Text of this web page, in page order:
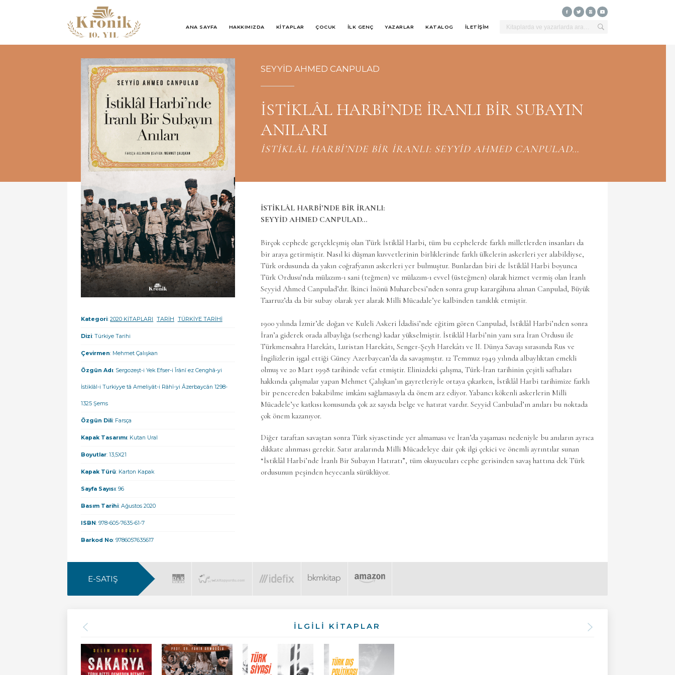
ANA SAYFA HAKKIMIZDA KİTAPLAR ÇOCUK İLK GENÇ YAZARLAR KATALOG İLETİŞİM
SEYYİD AHMED CANPULAD
İSTİKLÂL HARBİ’NDE İRANLI BİR SUBAYIN
ANILARI
İSTİKLÂL HARBİ’NDE BİR İRANLI: SEYYİD AHMED CANPULAD…
İSTİKLÂL HARBİ’NDE BİR İRANLI:
SEYYİD AHMED CANPULAD…
Birçok cephede gerçekleşmiş olan Türk İstiklâl Harbi, tüm bu cephelerde farklı milletlerden insanları da
bir araya getirmiştir. Nasıl ki düşman kuvvetlerinin birliklerinde farklı ülkelerin askerleri yer alabildiyse,
Türk ordusunda da yakın coğrafyanın askerleri yer bulmuştur. Bunlardan biri de İstiklâl Harbi boyunca
Türk Ordusu’nda mülazım-ı sani (teğmen) ve mülazım-ı evvel (üsteğmen) olarak hizmet vermiş olan İranlı
Seyyid Ahmed Canpulad’dır. İkinci İnönü Muharebesi’nden sonra grup karargâhına alınan Canpulad, Büyük
Taarruz’da da bir subay olarak yer alarak Milli Mücadale’ye kalbinden tanıklık etmiştir.
1900 yılında İzmir’de doğan ve Kuleli Askeri İdadisi’nde eğitim gören Canpulad, İstiklâl Harbi’nden sonra
İran’a giderek orada albaylığa (serheng) kadar yükselmiştir. İstiklâl Harbi’nin yanı sıra İran Ordusu ile
Türkmensahra Harekâtı, Luristan Harekâtı, Senger-Şeyh Harekâtı ve II. Dünya Savaşı sırasında Rus ve
İngilizlerin işgal ettiği Güney Azerbaycan’da da savaşmıştır. 12 Temmuz 1949 yılında albaylıktan emekli
olmuş ve 20 Mart 1998 tarihinde vefat etmiştir. Elinizdeki çalışma, Türk-İran tarihinin çeşitli safhaları
hakkında çalışmalar yapan Mehmet Çalışkan’ın gayretleriyle ortaya çıkarken, İstiklâl Harbi tarihimize farklı
bir pencereden bakabilme imkânı sağlamasıyla da önem arz ediyor. Yabancı kökenli askerlerin Milli
Mücadele’ye katkısı konusunda çok az sayıda belge ve hatırat vardır. Seyyid Canbulad’ın anıları bu noktada
çok önem kazanıyor.
Diğer taraftan savaştan sonra Türk siyasetinde yer almaması ve İran’da yaşaması nedeniyle bu anıların ayrıca
dikkate alınması gerekir. Satır aralarında Milli Mücadeleye dair çok ilgi çekici ve önemli ayrıntılar sunan
“İstiklâl Harbi’nde İranlı Bir Subayın Hatıratı”, tüm okuyucuları cephe gerisinden savaş hattına dek Türk
ordusunun peşinden heyecanla sürüklüyor.
Kategori:2020 KİTAPLARI TARİH TÜRKİYE TARİHİ
Dizi: Türkiye Tarihi
Çevirmen: Mehmet Çalışkan
Özgün Adı: Sergozeşt-i Yek Efser-i Îrânî ez Cenghâ-yi
İstiklâl-i Turkiyye tâ Ameliyât-i Râhî-yi Âzerbaycân 1298-
1325 Şems
Özgün Dili: Farsça
Kapak Tasarımı: Kutan Ural
Boyutlar: 13,5X21
Kapak Türü: Karton Kapak
Sayfa Sayısı: 96
Basım Tarihi: Ağustos 2020
ISBN: 978-605-7635-61-7
Barkod No: 9786057635617
E-SATIŞ
İLGİLİ KİTAPLAR